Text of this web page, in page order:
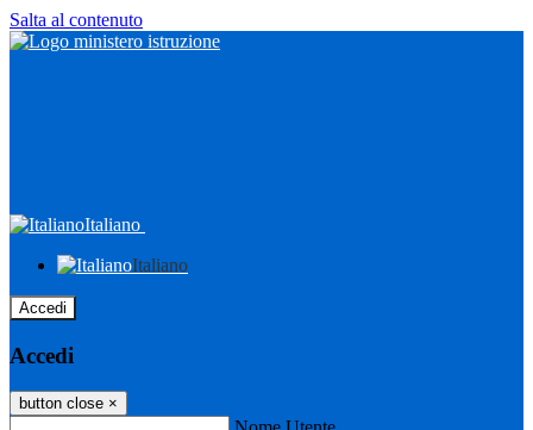
Salta al contenuto
Italiano
Italiano
Accedi
Accedi
button close ×